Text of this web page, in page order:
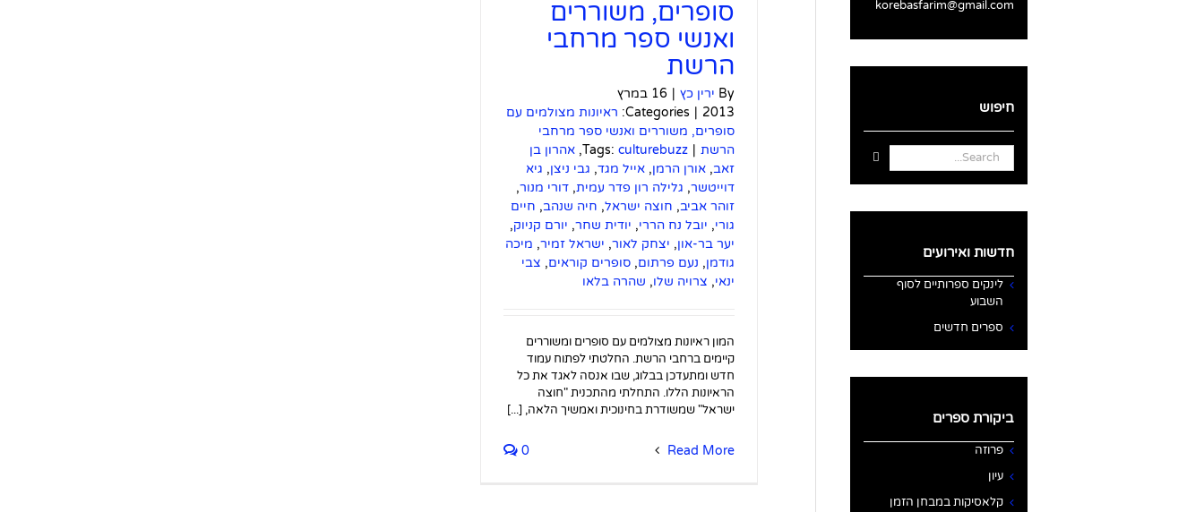
סופרים, משוררים
ואנשי ספר מרחבי
הרשת
By ירין כץ |
16 במרץ
2013
|
Categories: ראיונות מצולמים עם
סופרים, משוררים ואנשי ספר מרחבי
הרשת |
Tags: culturebuzz
,אהרון בן
זאב,אורן הרמן,אייל מגד, גבי ניצן, גיא
דוייטשר, גלילה רון פדר עמית,דורי מנור,
זוהר אביב, חוצה ישראל, חיה שנהב, חיים
גורי, יובל נח הררי, יודית שחר, יורם קניוק,
יער בר-און, יצחק לאור, ישראל זמיר, מיכה
גודמן, נעם פרתום,סופרים קוראים, צבי
ינאי, צרויה שלו, שהרה בלאו
המון ראיונות מצולמים עם סופרים ומשוררים
קיימים ברחבי הרשת. החלטתי לפתוח עמוד
חדש ומתעדכן בבלוג, שבו אנסה לאגד את כל
הראיונות הללו. התחלתי מהתכנית "חוצה
ישראל" שמשודרת בחינוכית ואמשיך הלאה, [...]
Read More
0
korebasfarim@gmail.com
חיפוש
Search
for:
חדשות ואירועים
לינקים ספרותיים לסוף
השבוע
ספרים חדשים
ביקורת ספרים
פרוזה
עיון
קלאסיקות במבחן הזמן